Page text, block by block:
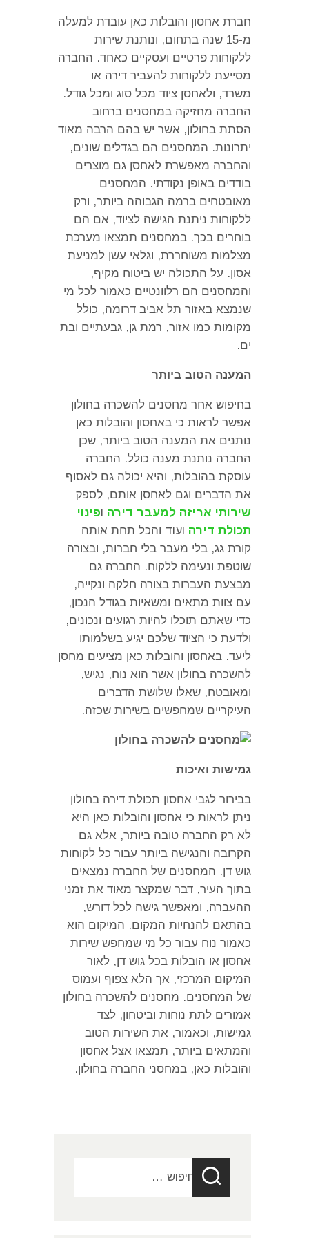
חברת אחסון והובלות כאן עובדת למעלה
מ-15 שנה בתחום, ונותנת שירות
ללקוחות פרטיים ועסקיים כאחד. החברה
מסייעת ללקוחות להעביר דירה או
משרד, ולאחסן ציוד מכל סוג ומכל גודל.
החברה מחזיקה במחסנים ברחוב
הסתת בחולון, אשר יש בהם הרבה מאוד
יתרונות. המחסנים הם בגדלים שונים,
והחברה מאפשרת לאחסן גם מוצרים
בודדים באופן נקודתי. המחסנים
מאובטחים ברמה הגבוהה ביותר, ורק
ללקוחות ניתנת הגישה לציוד, אם הם
בוחרים בכך. במחסנים תמצאו מערכת
מצלמות משוחררת, וגלאי עשן למניעת
אסון. על התכולה יש ביטוח מקיף,
והמחסנים הם רלוונטיים כאמור לכל מי
שנמצא באזור תל אביב דרומה, כולל
מקומות כמו אזור, רמת גן, גבעתיים ובת
ים.
המענה הטוב ביותר
בחיפוש אחר מחסנים להשכרה בחולון
אפשר לראות כי באחסון והובלות כאן
נותנים את המענה הטוב ביותר, שכן
החברה נותנת מענה כולל. החברה
עוסקת בהובלות, והיא יכולה גם לאסוף
את הדברים וגם לאחסן אותם, לספק
שירותי אריזה למעבר דירה ופינוי
תכולת דירה ועוד והכל תחת אותה
קורת גג, בלי מעבר בלי חברות, ובצורה
שוטפת ונעימה ללקוח. החברה גם
מבצעת העברות בצורה חלקה ונקייה,
עם צוות מתאים ומשאיות בגודל הנכון,
כדי שאתם תוכלו להיות רגועים ונכונים,
ולדעת כי הציוד שלכם יגיע בשלמותו
ליעד. באחסון והובלות כאן מציעים מחסן
להשכרה בחולון אשר הוא נוח, נגיש,
ומאובטח, שאלו שלושת הדברים
העיקריים שמחפשים בשירות שכזה.
גמישות ואיכות
בבירור לגבי אחסון תכולת דירה בחולון
ניתן לראות כי אחסון והובלות כאן היא
לא רק החברה טובה ביותר, אלא גם
הקרובה והנגישה ביותר עבור כל לקוחות
גוש דן. המחסנים של החברה נמצאים
בתוך העיר, דבר שמקצר מאוד את זמני
ההעברה, ומאפשר גישה לכל דורש,
בהתאם להנחיות המקום. המיקום הוא
כאמור נוח עבור כל מי שמחפש שירות
אחסון או הובלות בכל גוש דן, לאור
המיקום המרכזי, אך הלא צפוף ועמוס
של המחסנים. מחסנים להשכרה בחולון
אמורים לתת נוחות וביטחון, לצד
גמישות, וכאמור, את השירות הטוב
והמתאים ביותר, תמצאו אצל אחסון
והובלות כאן, במחסני החברה בחולון.
חיפוש: